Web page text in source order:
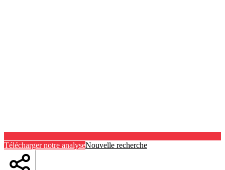
Télécharger notre analyseNouvelle recherche